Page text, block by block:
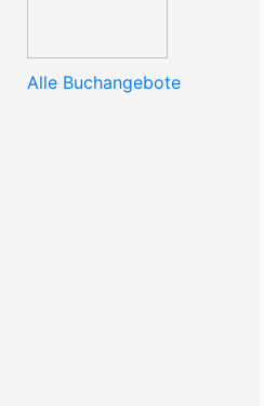
Alle Buchangebote